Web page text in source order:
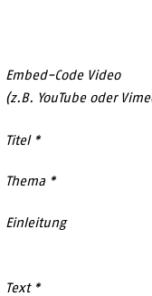
Embed-Code Video
(z.B. YouTube oder
Titel
Thema
Einleitung
Text